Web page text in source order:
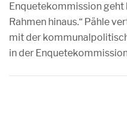
Enquetekommission geht
Rahmen hinaus.“ Pähle
mit der
in der